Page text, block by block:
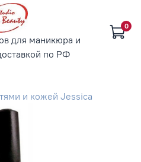
для маникюра и
по РФ
0
и кожей Jessica